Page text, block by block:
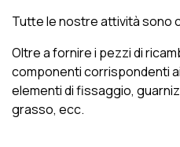
Tutte le nostre attività sono
Oltre a fornire i pezzi di
componenti corrispondenti
elementi di fissaggio,
grasso, ecc.